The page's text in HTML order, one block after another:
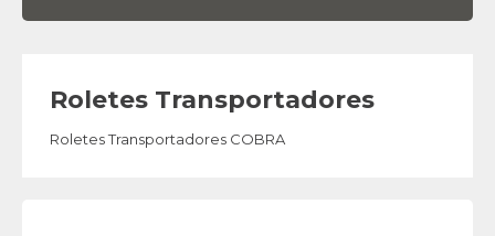
Roletes Transportadores
Roletes Transportadores COBRA